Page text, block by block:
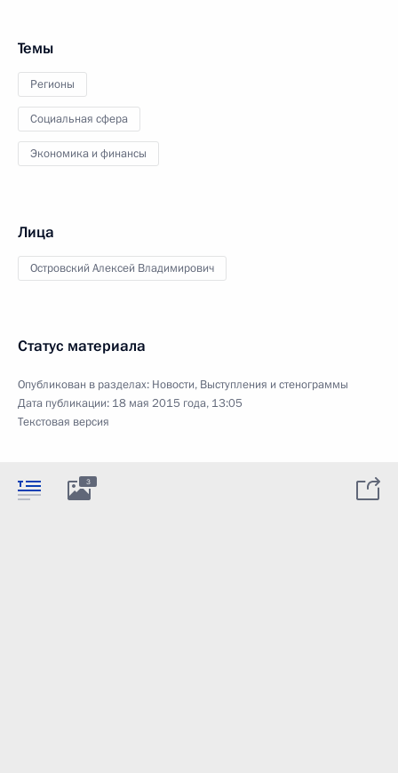
Темы
Регионы
Социальная сфера
Экономика и финансы
Лица
Островский Алексей Владимирович
Статус материала
Опубликован в разделах: Новости, Выступления и стенограммы
Дата публикации: 18 мая 2015 года, 13:05
Текстовая версия
3